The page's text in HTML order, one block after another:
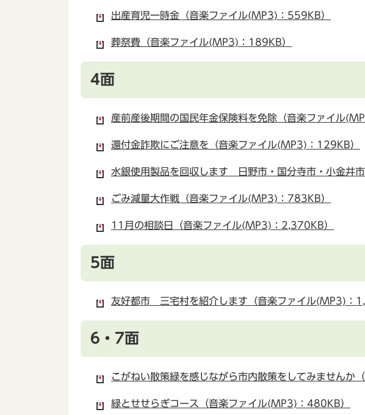
出産育児一時金（音楽ファイル(MP3)：559KB）
葬祭費（音楽ファイル(MP3)：189KB）
4面
産前産後期間の国民年金保険料を免除（音楽ファイル
還付金詐欺にご注意を（音楽ファイル(MP3)：129KB）
水銀使用製品を回収します 日野市・国分寺市・小金井
ごみ減量大作戦（音楽ファイル(MP3)：783KB）
11月の相談日（音楽ファイル(MP3)：2,370KB）
5面
友好都市 三宅村を紹介します（音楽ファイル(MP3)：
6・7面
こがねい散策緑を感じながら市内散策をしてみませんか
緑とせせらぎコース（音楽ファイル(MP3)：480KB）